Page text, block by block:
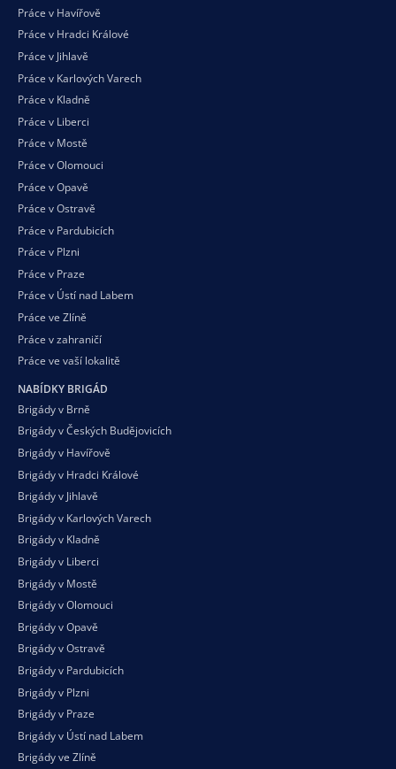
Práce v Havířově
Práce v Hradci Králové
Práce v Jihlavě
Práce v Karlových Varech
Práce v Kladně
Práce v Liberci
Práce v Mostě
Práce v Olomouci
Práce v Opavě
Práce v Ostravě
Práce v Pardubicích
Práce v Plzni
Práce v Praze
Práce v Ústí nad Labem
Práce ve Zlíně
Práce v zahraničí
Práce ve vaší lokalitě
NABÍDKY BRIGÁD
Brigády v Brně
Brigády v Českých Budějovicích
Brigády v Havířově
Brigády v Hradci Králové
Brigády v Jihlavě
Brigády v Karlových Varech
Brigády v Kladně
Brigády v Liberci
Brigády v Mostě
Brigády v Olomouci
Brigády v Opavě
Brigády v Ostravě
Brigády v Pardubicích
Brigády v Plzni
Brigády v Praze
Brigády v Ústí nad Labem
Brigády ve Zlíně